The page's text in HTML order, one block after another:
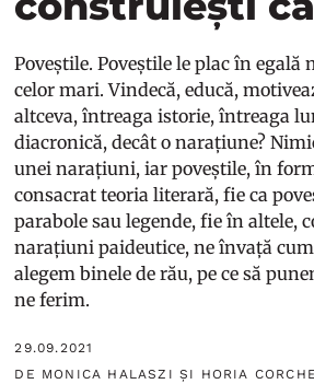
Poveștile. Poveștile le plac în egală
celor mari. Vindecă, educă,
altceva, întreaga istorie, întreaga
diacronică, decât o narațiune?
unei narațiuni, iar poveștile, în
consacrat teoria literară, fie ca
parabole sau legende, fie în altele,
narațiuni paideutice, ne învață
alegem binele de rău, pe ce să
ne ferim.
29.09.2021
DE MONICA HALASZI ȘI HORIA